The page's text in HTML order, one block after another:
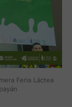
Feria Láctea